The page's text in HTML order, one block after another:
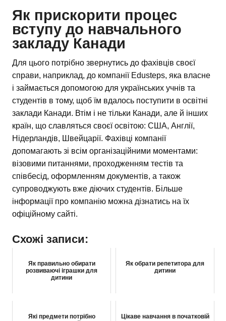
Як прискорити процес
вступу до навчального
закладу Канади
Для цього потрібно звернутись до фахівців своєї
справи, наприклад, до компанії Edusteps, яка власне
і займається допомогою для українських учнів та
студентів в тому, щоб їм вдалось поступити в освітні
заклади Канади. Втім і не тільки Канади, але й інших
країн, що славляться своєї освітою: США, Англії,
Нідерландів, Швейцарії. Фахівці компанії
допомагають зі всім організаційними моментами:
візовими питаннями, проходженням тестів та
співбесід, оформленням документів, а також
супроводжують вже діючих студентів. Більше
інформації про компанію можна дізнатись на їх
офіційному сайті.
Схожі записи:
Як правильно обирати
розвиваючі іграшки для
дитини
Як обрати репетитора для
дитини
Які предмети потрібно
Цікаве навчання в початковій